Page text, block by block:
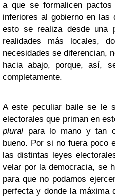
a que se formalicen
inferiores al gobierno en las
esto se realiza desde una
realidades más locales,
necesidades se diferencian,
hacia abajo, porque, así,
completamente.
A este peculiar baile se le
electorales que priman en
plural para lo mano y tan
bueno. Por si no fuera poco
las distintas leyes
velar por la democracia, se
para que no podamos
perfecta y donde la máxima